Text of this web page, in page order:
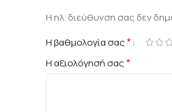
Η ηλ. διεύθυνση σας δεν
Η βαθμολογία σας*
Η αξιολόγησή σας*